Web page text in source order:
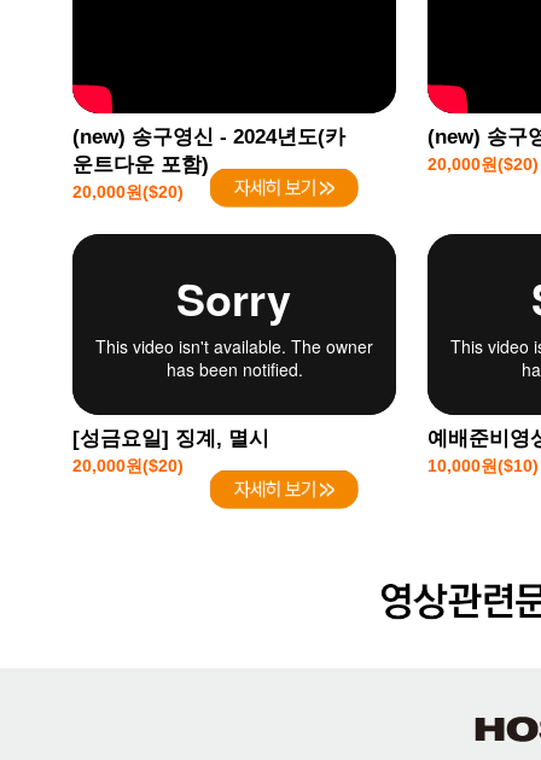
(new) 송구영신 - 2024년도(카
운트다운 포함)
20,000원($20)
(new) 송구
20,000원($20)
[성금요일] 징계, 멸시
20,000원($20)
예배준비영
10,000원($10)